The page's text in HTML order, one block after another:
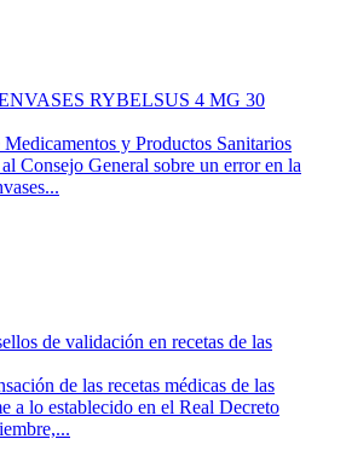
RYBELSUS 4 MG 30
y Productos Sanitarios
Consejo General sobre un error en la
de validación en recetas de las
de las recetas médicas de las
a lo establecido en el Real Decreto